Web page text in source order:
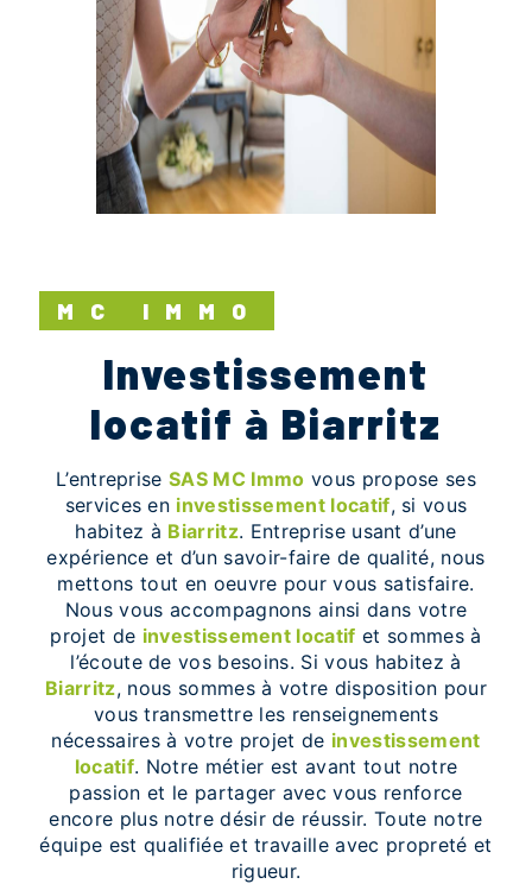
MC IMMO
investissement
locatif à Biarritz
L’entrepriseSAS MC Immo vous propose ses
services en investissement locatif, si vous
habitez à Biarritz. Entreprise usant d’une
expérience et d’un savoir-faire de qualité, nous
mettons tout en oeuvre pour vous satisfaire.
Nous vous accompagnons ainsi dans votre
projet de investissement locatif et sommes à
l’écoute de vos besoins. Si vous habitez à
Biarritz, nous sommes à votre disposition pour
vous transmettre les renseignements
nécessaires à votre projet de investissement
locatif. Notre métier est avant tout notre
passion et le partager avec vous renforce
encore plus notre désir de réussir. Toute notre
équipe est qualifiée et travaille avec propreté et
rigueur.